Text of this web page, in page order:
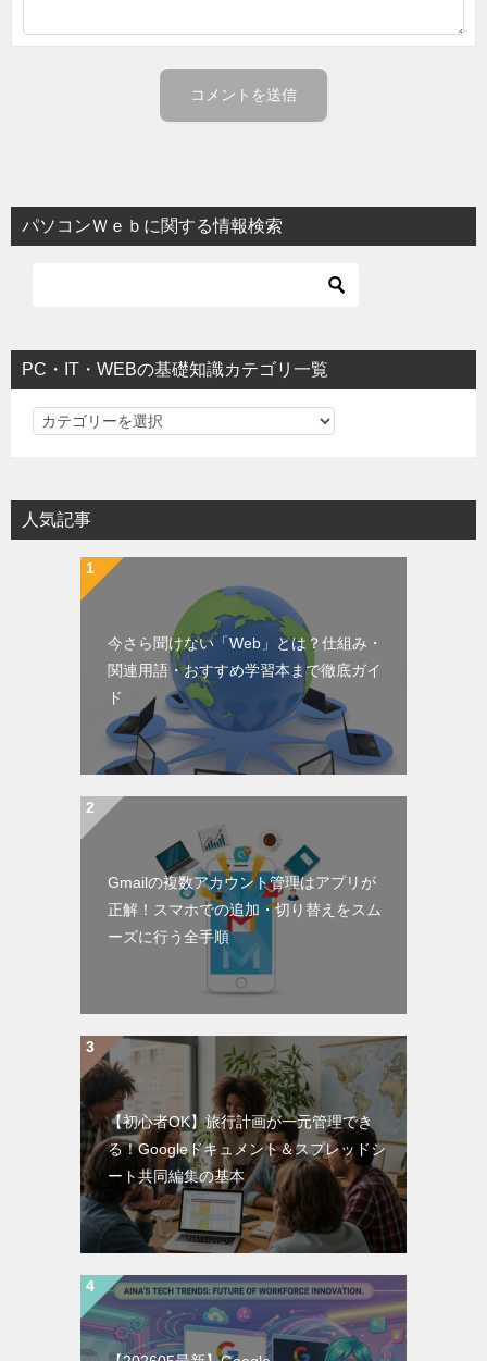
パソコンＷｅｂに関する情報検索
PC・IT・WEBの基礎知識カテゴリ一覧
PC・IT・WEBの基礎知識カテゴリ一覧
人気記事
今さら聞けない「Web」とは？仕組み・
関連用語・おすすめ学習本まで徹底ガイ
ド
Gmailの複数アカウント管理はアプリが
正解！スマホでの追加・切り替えをスム
ーズに行う全手順
【初心者OK】旅行計画が一元管理でき
る！Googleドキュメント＆スプレッドシ
ート共同編集の基本